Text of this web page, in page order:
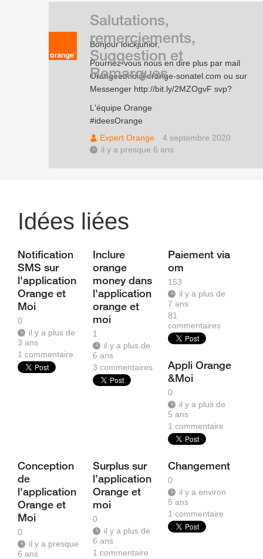
Bonjour loickjunior,
Pourriez-vous nous en dire plus par mail
Orangeetmoi@orange-sonatel.com ou sur
Messenger http://bit.ly/2MZOgvF svp?
L'équipe Orange
#ideesOrange
Expert Orange
4 septembre 2020
il y a presque 6 ans
Salutations,
remerciements,
Suggestion et
Remarques
Idées liées
Notification
SMS sur
l'application
Orange et
Moi
0
il y a plus de
3 ans
1 commentaire
Inclure
orange
money dans
l'application
orange et
moi
1
il y a plus de
6 ans
3commentaires
Paiement via
om
153
il y a plus de
7 ans
81
commentaires
Appli Orange
&Moi
0
il y a plus de
5 ans
1commentaire
Conception
de
l'application
Orange et
Moi
0
il y a presque
6 ans
Surplus sur
l’application
Orange et
moi
0
il y a plus de
6 ans
1commentaire
Changement
0
il y a environ
5 ans
1commentaire